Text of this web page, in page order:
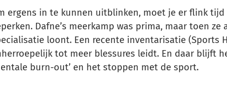
ergens in te kunnen uitblinken, moet je er flink
Dafne’s meerkamp was prima, maar toen
loont. Een recente inventarisatie
tot meer blessures leidt. En daar blijft
burn-out’ en het stoppen met de sport.